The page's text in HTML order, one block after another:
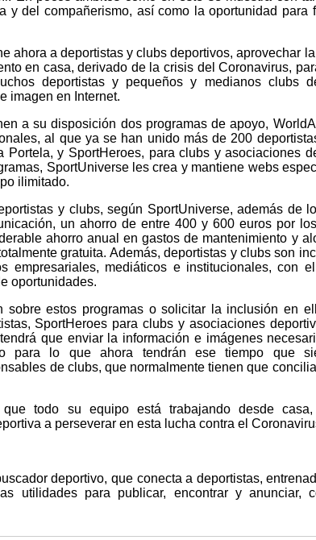
y del compañerismo, así como la oportunidad para
ahora a deportistas y clubs deportivos, aprovechar
en casa, derivado de la crisis del Coronavirus,
deportistas y pequeños y medianos clubs
imagen en Internet.
a su disposición dos programas de apoyo,
al que ya se han unido más de 200
Portela, y SportHeroes, para clubs y asociaciones
SportUniverse les crea y mantiene webs
ilimitado.
y clubs, según SportUniverse, además de
un ahorro de entre 400 y 600 euros por
ahorro anual en gastos de mantenimiento y
gratuita. Además, deportistas y clubs son
empresariales, mediáticos e institucionales, con
oportunidades.
sobre estos programas o solicitar la inclusión en
SportHeroes para clubs y asociaciones
que enviar la información e imágenes
para lo que ahora tendrán ese tiempo que
de clubs, que normalmente tienen que
que todo su equipo está trabajando desde
a perseverar en esta lucha contra el
deportivo, que conecta a deportistas,
utilidades para publicar, encontrar y anunciar,